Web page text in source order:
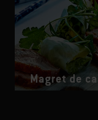
Magret de